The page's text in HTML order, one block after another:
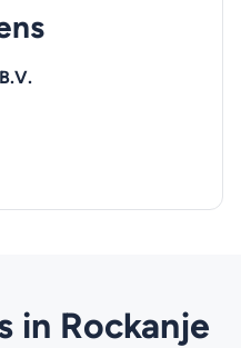
in Rockanje